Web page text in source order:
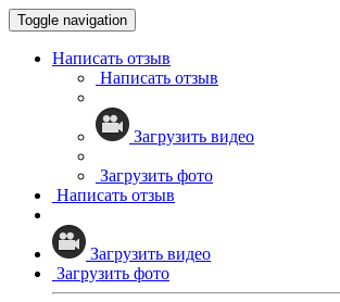
Toggle navigation
Написать отзыв
Написать отзыв
Загрузить видео
Загрузить фото
Написать отзыв
Загрузить видео
Загрузить фото